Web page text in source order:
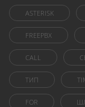
ASTERISK
FREEPBX
CALL
ТИП
FOR